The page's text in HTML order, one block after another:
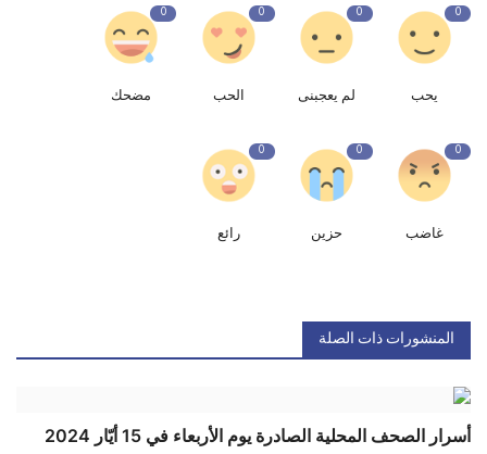
0
يحب
0
لم يعجبنى
0
الحب
0
مضحك
0
غاضب
0
حزين
0
رائع
المنشورات ذات الصلة
أسرار الصحف المحلية الصادرة يوم الأربعاء في 15 أيّار 2024